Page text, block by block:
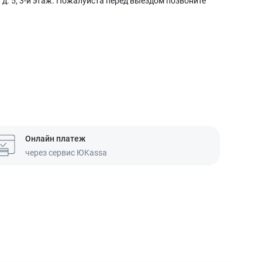
Онлайн платеж
через сервис ЮKassa